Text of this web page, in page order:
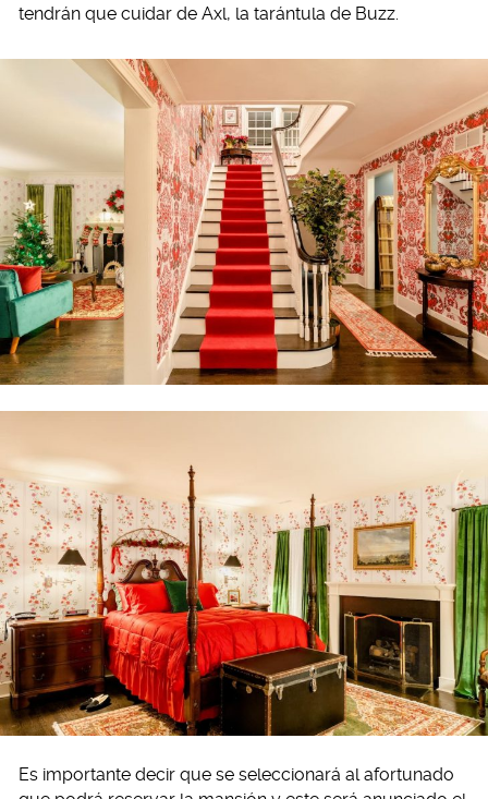
tendrán que cuidar de Axl, la tarántula de Buzz.
Es importante decir que se seleccionará al afortunado